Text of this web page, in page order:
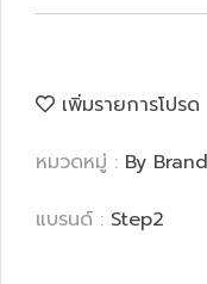
เพิ่มรายการโปรด
หมวดหมู่ : By Brand
แบรนด์ : Step2